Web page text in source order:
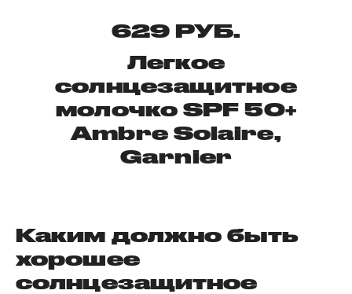
629 РУБ.
Легкое
солнцезащитное
молочко SPF 50+
Ambre Solaire,
Garnier
Каким должно быть
хорошее
солнцезащитное